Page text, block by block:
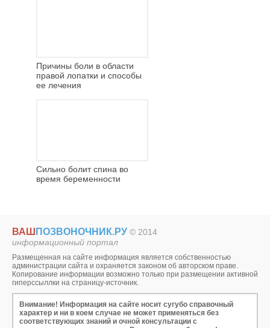
Причины боли в области
правой лопатки и способы
ее лечения
Сильно болит спина во
время беременности
ВАШ ПОЗВОНОЧНИК.РУ © 2014
информационный портал
Размещенная на сайте информация является собственностью
администрации сайта и охраняется законом об авторском праве.
Копирование информации возможно только при размещении активной
гиперссыллки на страницу-источник.
Внимание! Информация на сайте носит сугубо справочный
характер и ни в коем случае не может применяться без
соответствующих знаний и очной консультации с